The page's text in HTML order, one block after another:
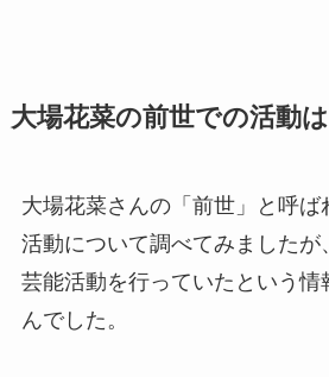
大場花菜の前世での活動は
大場花菜さんの「前世」と呼ば
活動について調べてみましたが
芸能活動を行っていたという情
んでした。